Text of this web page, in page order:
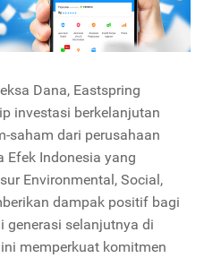
Dana, Eastspring
investasi berkelanjutan
saham dari perusahaan
Efek Indonesia yang
Environmental, Social,
dampak positif bagi
generasi selanjutnya di
memperkuat komitmen